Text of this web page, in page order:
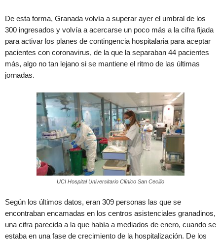
De esta forma, Granada volvía a superar ayer el umbral de los
300 ingresados y volvía a acercarse un poco más a la cifra fijada
para activar los planes de contingencia hospitalaria para aceptar
pacientes con coronavirus, de la que la separaban 44 pacientes
más, algo no tan lejano si se mantiene el ritmo de las últimas
jornadas.
UCI Hospital Universitario Clínico San Cecilio
Según los últimos datos, eran 309 personas las que se
encontraban encamadas en los centros asistenciales granadinos,
una cifra parecida a la que había a mediados de enero, cuando se
estaba en una fase de crecimiento de la hospitalización. De los